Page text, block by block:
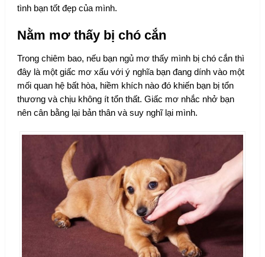
tình bạn tốt đẹp của mình.
Nằm mơ thấy bị chó cắn
Trong chiêm bao, nếu bạn ngủ mơ thấy mình bị chó cắn thì
đây là một giấc mơ xấu với ý nghĩa bạn đang dính vào một
mối quan hệ bất hòa, hiềm khích nào đó khiến bạn bị tổn
thương và chịu không ít tổn thất. Giấc mơ nhắc nhở bạn
nên cân bằng lại bản thân và suy nghĩ lại mình.